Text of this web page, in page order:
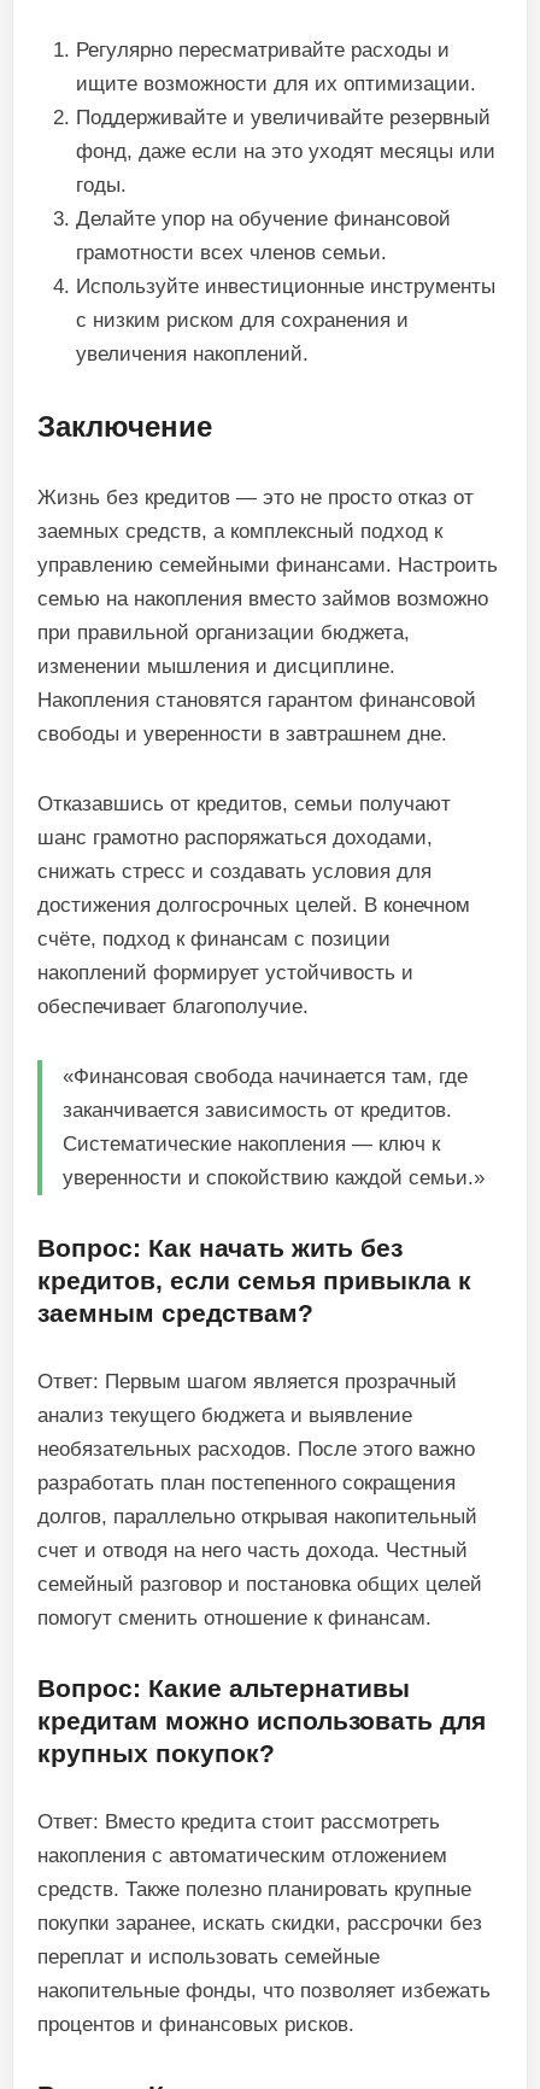
Регулярно пересматривайте расходы и
ищите возможности для их оптимизации.
Поддерживайте и увеличивайте резервный
фонд, даже если на это уходят месяцы или
годы.
Делайте упор на обучение финансовой
грамотности всех членов семьи.
Используйте инвестиционные инструменты
с низким риском для сохранения и
увеличения накоплений.
Заключение
Жизнь без кредитов — это не просто отказ от
заемных средств, а комплексный подход к
управлению семейными финансами. Настроить
семью на накопления вместо займов возможно
при правильной организации бюджета,
изменении мышления и дисциплине.
Накопления становятся гарантом финансовой
свободы и уверенности в завтрашнем дне.
Отказавшись от кредитов, семьи получают
шанс грамотно распоряжаться доходами,
снижать стресс и создавать условия для
достижения долгосрочных целей. В конечном
счёте, подход к финансам с позиции
накоплений формирует устойчивость и
обеспечивает благополучие.
«Финансовая свобода начинается там, где
заканчивается зависимость от кредитов.
Систематические накопления — ключ к
уверенности и спокойствию каждой семьи.»
Вопрос: Как начать жить без
кредитов, если семья привыкла к
заемным средствам?
Ответ: Первым шагом является прозрачный
анализ текущего бюджета и выявление
необязательных расходов. После этого важно
разработать план постепенного сокращения
долгов, параллельно открывая накопительный
счет и отводя на него часть дохода. Честный
семейный разговор и постановка общих целей
помогут сменить отношение к финансам.
Вопрос: Какие альтернативы
кредитам можно использовать для
крупных покупок?
Ответ: Вместо кредита стоит рассмотреть
накопления с автоматическим отложением
средств. Также полезно планировать крупные
покупки заранее, искать скидки, рассрочки без
переплат и использовать семейные
накопительные фонды, что позволяет избежать
процентов и финансовых рисков.